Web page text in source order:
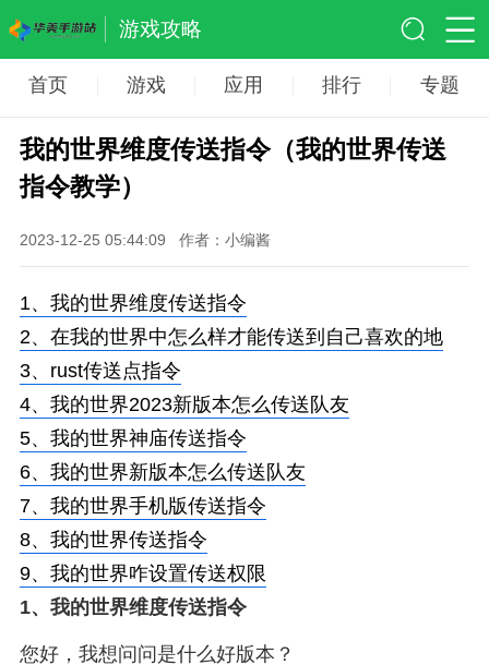
游戏攻略
首页 游戏 应用 排行 专题
我的世界维度传送指令（我的世界传送
指令教学）
2023-12-25 05:44:09 作者：小编酱
1、 我的世界维度传送指令
2、 在我的世界中怎么样才能传送到自己喜欢的地
3、 rust传送点指令
4、 我的世界2023新版本怎么传送队友
5、 我的世界神庙传送指令
6、 我的世界新版本怎么传送队友
7、 我的世界手机版传送指令
8、 我的世界传送指令
9、 我的世界咋设置传送权限
1、 我的世界维度传送指令
您好，我想问问是什么好版本？